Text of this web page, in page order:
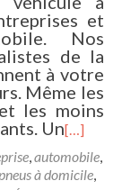
et
Nos
de la
à votre
Même les
les moins
Un[…]
,automobile,
à domicile,